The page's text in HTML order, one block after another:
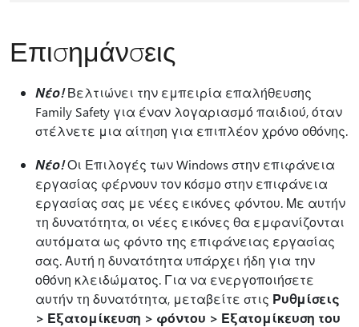
Επισημάνσεις
Νέο!Βελτιώνει την εμπειρία επαλήθευσης
Family Safety για έναν λογαριασμό παιδιού, όταν
στέλνετε μια αίτηση για επιπλέον χρόνο οθόνης.
Νέο!Οι Επιλογές των Windows στην επιφάνεια
εργασίας φέρνουν τον κόσμο στην επιφάνεια
εργασίας σας με νέες εικόνες φόντου. Με αυτήν
τη δυνατότητα, οι νέες εικόνες θα εμφανίζονται
αυτόματα ως φόντο της επιφάνειας εργασίας
σας. Αυτή η δυνατότητα υπάρχει ήδη για την
οθόνη κλειδώματος. Για να ενεργοποιήσετε
αυτήν τη δυνατότητα, μεταβείτε στις Ρυθμίσεις
> Εξατομίκευση > φόντου > Εξατομίκευση του